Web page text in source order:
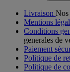
Livraison Nos
Mentions
Conditions
generales de
Paiement
Politique de
Politique de